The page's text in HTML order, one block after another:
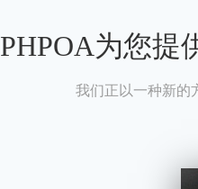
PHPOA为您提
我们正以一种新的